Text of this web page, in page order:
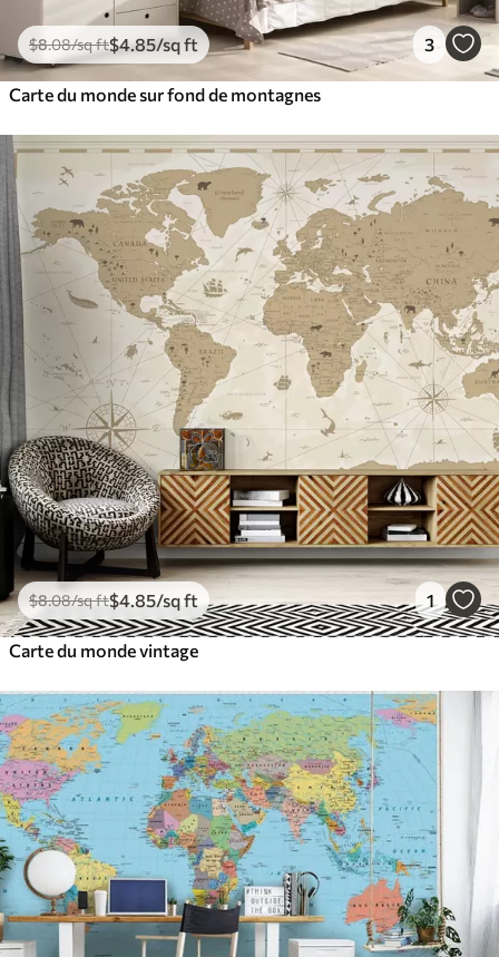
$8.08/sq ft$4.85/sq ft 3
Carte du monde sur fond de montagnes
$8.08/sq ft$4.85/sq ft 1
Carte du monde vintage